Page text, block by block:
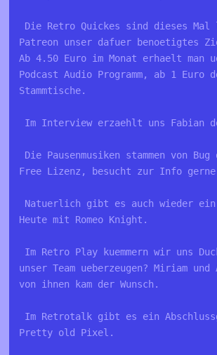
Die Retro Quickes sind dieses
Patreon unser dafuer benoetigtes
Ab 4.50 Euro im Monat erhaelt man
Podcast Audio Programm, ab 1
Stammtische.
Im Interview erzaehlt uns Fabian
Die Pausenmusiken stammen von
Free Lizenz, besucht zur Info
Natuerlich gibt es auch wieder
Heute mit Romeo Knight.
Im Retro Play kuemmern wir uns
unser Team ueberzeugen? Miriam
von ihnen kam der Wunsch.
Im Retrotalk gibt es ein
Pretty old Pixel.